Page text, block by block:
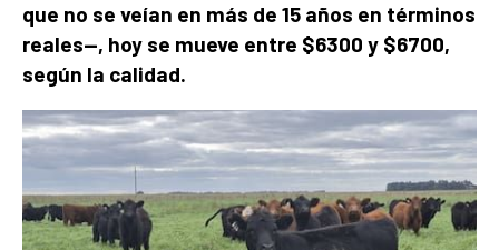
que no se veían en más de 15 años en términos
reales—, hoy se mueve entre $6300 y $6700,
según la calidad.